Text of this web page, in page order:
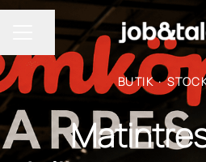
KARRIÄRMENY
Dela sidan
BUTIK ·